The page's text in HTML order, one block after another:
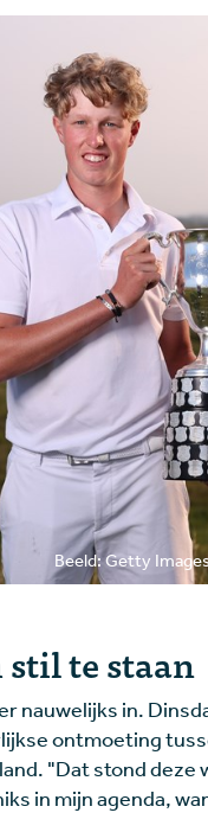
Beeld: Getty
te staan
nauwelijks in.
ontmoeting
"Dat stond deze
in mijn agenda,